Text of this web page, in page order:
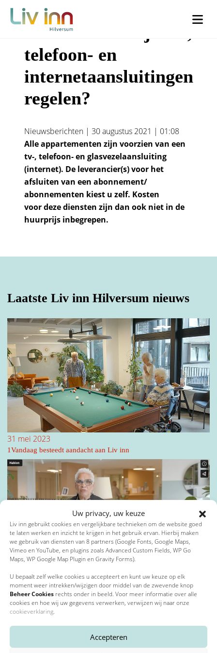
Uw privacy, uw keuze
Liv inn gebruikt cookies en vergelijkbare technieken om de website goed
te laten werken en inzicht te krijgen in het gebruik ervan. Hierbij maken
we gebruik van diensten van 8 partners (Google Fonts, Google Maps,
Vimeo en YouTube, en plugins zoals Advanced Custom Fields, WP Go
Maps, WP Google Map Plugin en Gravity Forms).
U bepaalt zelf welke cookies u accepteert en kunt uw keuze op elk
moment weer intrekken/wijzigen door middel van de zwevende knop
Beheer Cookies rechts onder in beeld. Voor meer informatie over alle
cookies en hoe wij uw gegevens verwerken, verwijzen wij naar onze
cookieverklaring.
Accepteren
Dit veld is bedoeld voor validatiedoeleinden en moet niet worden
gewijzigd.
Achternaam*
E-mailadres*
Privacybeleid *
*Verplichte velden
Phone
Dit veld is bedoeld voor validatiedoeleinden en moet niet worden
gewijzigd.
Woonachtig *
Ik woon in Liv inn Hilversum (€30)
Voorletters
Straat
Huisnummer
Toevoeging
Plaats*
E-mailadres
Telefoonnummer
Moet ik zelf mijn tv-,
telefoon- en
internetaansluitingen
regelen?
Nieuwsberichten | 30 augustus 2021 | 01:08
Alle appartementen zijn voorzien van een
tv-, telefoon- en glasvezelaansluiting
(internet). De leverancier(s) voor het
afsluiten van een abonnement/
abonnementen kiest u zelf. Kosten
voor deze diensten zijn dan ook niet in de
huurprijs inbegrepen.
Laatste Liv inn Hilversum nieuws
31 mei 2023
1Vandaag besteedt aandacht aan Liv inn
15 februari 2023
Bewegen met Ina